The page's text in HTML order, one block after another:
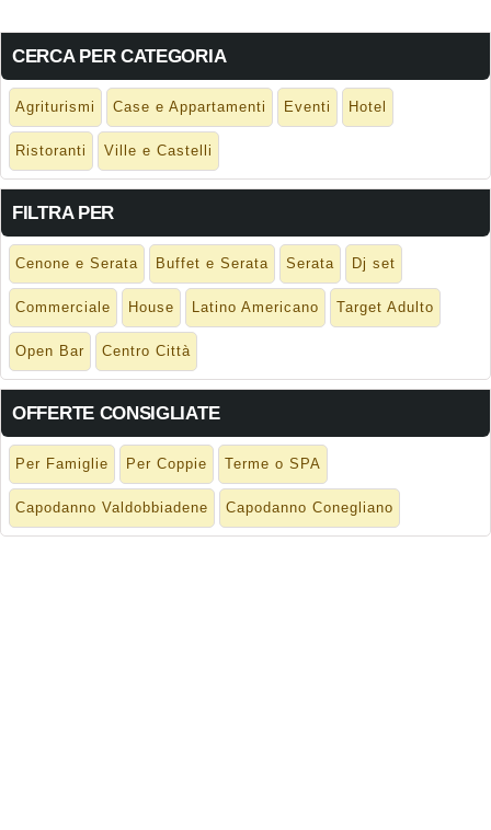
CERCA PER CATEGORIA
Agriturismi Case e Appartamenti Eventi Hotel
Ristoranti Ville e Castelli
FILTRA PER
Cenone e Serata Buffet e Serata Serata Dj set
Commerciale House Latino Americano Target Adulto
Open Bar Centro Città
OFFERTE CONSIGLIATE
Per Famiglie Per Coppie Terme o SPA
Capodanno Valdobbiadene Capodanno Conegliano